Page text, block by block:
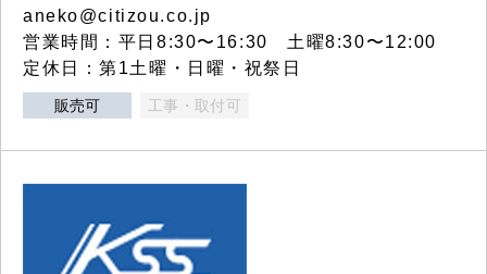
aneko@citizou.co.jp
営業時間：平日8:30〜16:30 土曜8:30〜12:00
定休日：第1土曜・日曜・祝祭日
販売可 工事・取付可